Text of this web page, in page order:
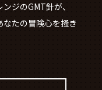
ジのGMT針が、
なたの冒険心を掻き